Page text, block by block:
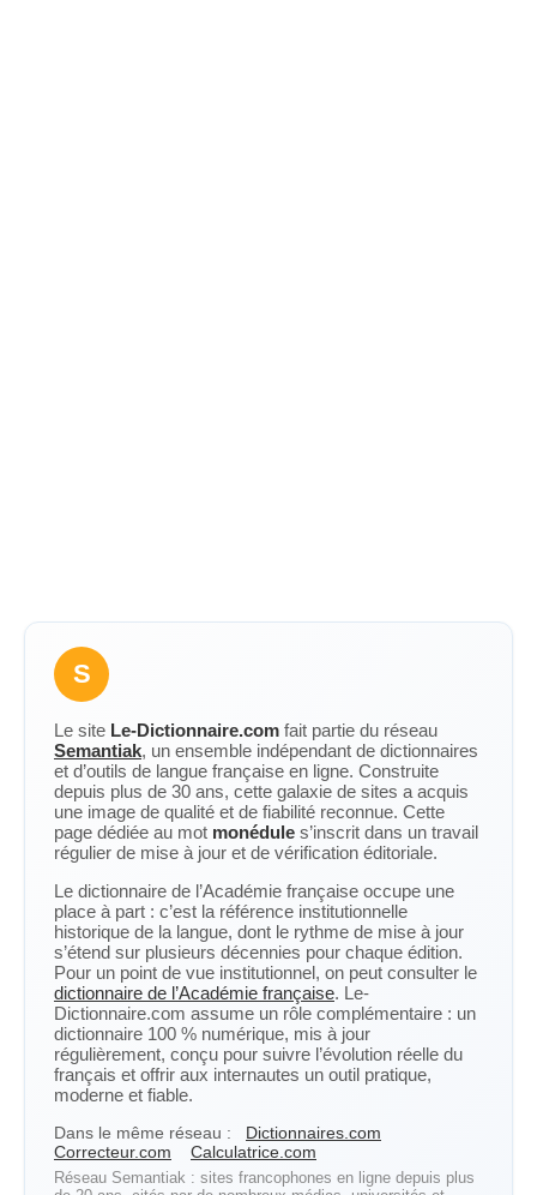
S
Le site Le-Dictionnaire.com fait partie du réseau
Semantiak, un ensemble indépendant de dictionnaires
et d’outils de langue française en ligne. Construite
depuis plus de 30 ans, cette galaxie de sites a acquis
une image de qualité et de fiabilité reconnue. Cette
page dédiée au mot monédule s’inscrit dans un travail
régulier de mise à jour et de vérification éditoriale.
Le dictionnaire de l’Académie française occupe une
place à part : c’est la référence institutionnelle
historique de la langue, dont le rythme de mise à jour
s’étend sur plusieurs décennies pour chaque édition.
Pour un point de vue institutionnel, on peut consulter le
dictionnaire de l’Académie française. Le-
Dictionnaire.com assume un rôle complémentaire : un
dictionnaire 100 % numérique, mis à jour
régulièrement, conçu pour suivre l’évolution réelle du
français et offrir aux internautes un outil pratique,
moderne et fiable.
Dans le même réseau :
Dictionnaires.com
Correcteur.com
Calculatrice.com
Réseau Semantiak : sites francophones en ligne depuis plus